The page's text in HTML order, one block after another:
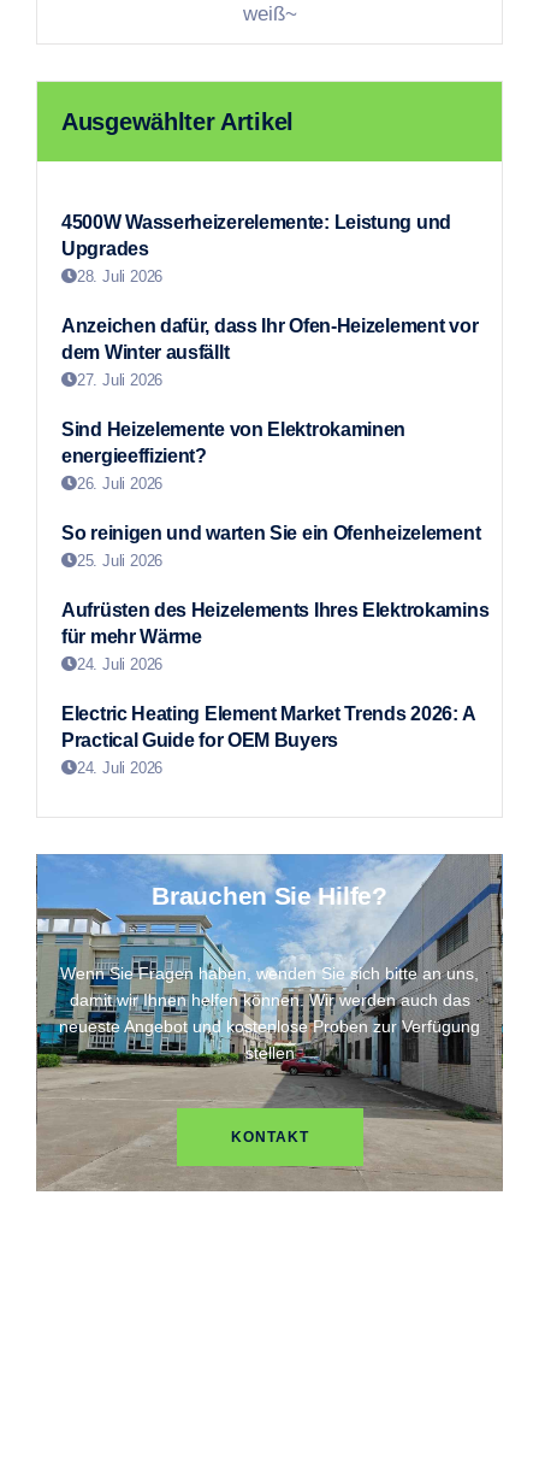
weiß~
Ausgewählter Artikel
4500W Wasserheizerelemente: Leistung und
Upgrades
28. Juli 2026
Anzeichen dafür, dass Ihr Ofen-Heizelement vor
dem Winter ausfällt
27. Juli 2026
Sind Heizelemente von Elektrokaminen
energieeffizient?
26. Juli 2026
So reinigen und warten Sie ein Ofenheizelement
25. Juli 2026
Aufrüsten des Heizelements Ihres Elektrokamins
für mehr Wärme
24. Juli 2026
Electric Heating Element Market Trends 2026: A
Practical Guide for OEM Buyers
24. Juli 2026
Brauchen Sie Hilfe?
Wenn Sie Fragen haben, wenden Sie sich bitte an uns,
damit wir Ihnen helfen können. Wir werden auch das
neueste Angebot und kostenlose Proben zur Verfügung
stellen
KONTAKT